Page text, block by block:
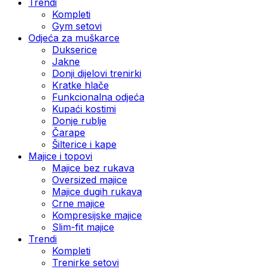
Kompleti
Gym setovi
Odjeća za muškarce
Dukserice
Jakne
Donji dijelovi trenirki
Kratke hlače
Funkcionalna odjeća
Kupaći kostimi
Donje rublje
Čarape
Šilterice i kape
Majice i topovi
Majice bez rukava
Oversized majice
Majice dugih rukava
Crne majice
Kompresijske majice
Slim-fit majice
Trendi
Kompleti
Trenirke setovi